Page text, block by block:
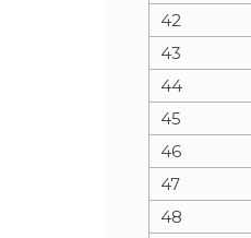
42
43
44
45
46
47
48